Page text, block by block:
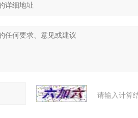
请输入计算